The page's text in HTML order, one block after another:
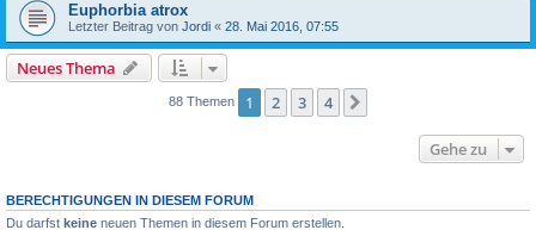
Euphorbia atrox
Letzter Beitrag von Jordi « 28. Mai 2016, 07:55
Neues Thema
88 Themen 1 2 3 4
Gehe zu
BERECHTIGUNGEN IN DIESEM FORUM
Du darfst keine neuen Themen in diesem Forum erstellen.